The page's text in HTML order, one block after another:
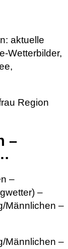
aktuelle
Wetterbilder,
Region
–
–
–
Männlichen –
​Männlichen –